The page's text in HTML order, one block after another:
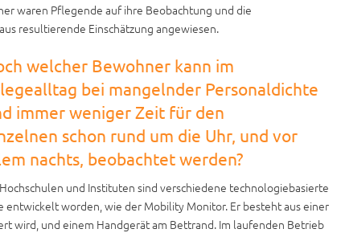
waren Pflegende auf ihre Beobachtung und die
resultierende Einschätzung angewiesen.
welcher Bewohner kann im
bei mangelnder Personaldichte
immer weniger Zeit für den
schon rund um die Uhr, und vor
nachts, beobachtet werden?
und Instituten sind verschiedene technologiebasierte
worden, wie der Mobility Monitor. Er besteht aus einer
wird, und einem Handgerät am Bettrand. Im laufenden Betrieb